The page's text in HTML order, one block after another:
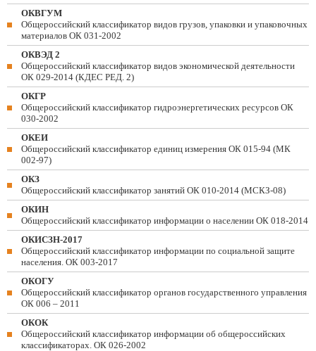
ОКВГУМ
Общероссийский классификатор видов грузов, упаковки и упаковочных
материалов ОК 031-2002
ОКВЭД 2
Общероссийский классификатор видов экономической деятельности
ОК 029-2014 (КДЕС РЕД. 2)
ОКГР
Общероссийский классификатор гидроэнергетических ресурсов ОК
030-2002
ОКЕИ
Общероссийский классификатор единиц измерения ОК 015-94 (МК
002-97)
ОКЗ
Общероссийский классификатор занятий ОК 010-2014 (МСКЗ-08)
ОКИН
Общероссийский классификатор информации о населении ОК 018-2014
ОКИСЗН-2017
Общероссийский классификатор информации по социальной защите
населения. ОК 003-2017
ОКОГУ
Общероссийский классификатор органов государственного управления
ОК 006 – 2011
ОКОК
Общероссийский классификатор информации об общероссийских
классификаторах. ОК 026-2002